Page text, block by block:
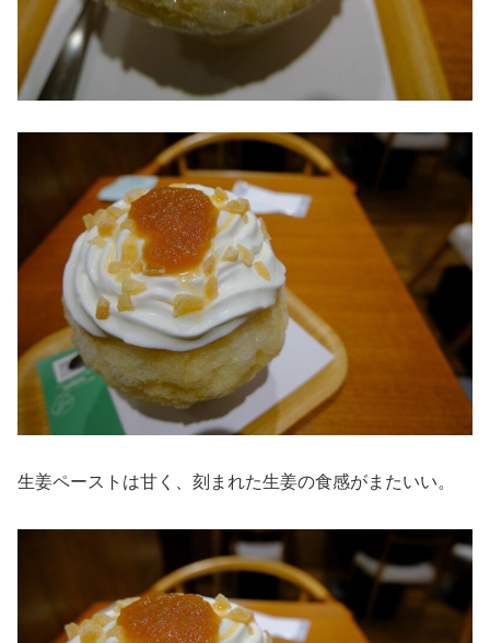
生姜ペーストは甘く、刻まれた生姜の食感がまたいい。